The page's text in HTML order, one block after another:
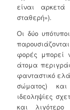
είναι αρκετά
σταθερή»).
Οι δύο
φορές μπορεί
άτομα
φανταστικό
σώματος)
ιδεοληψίες
και